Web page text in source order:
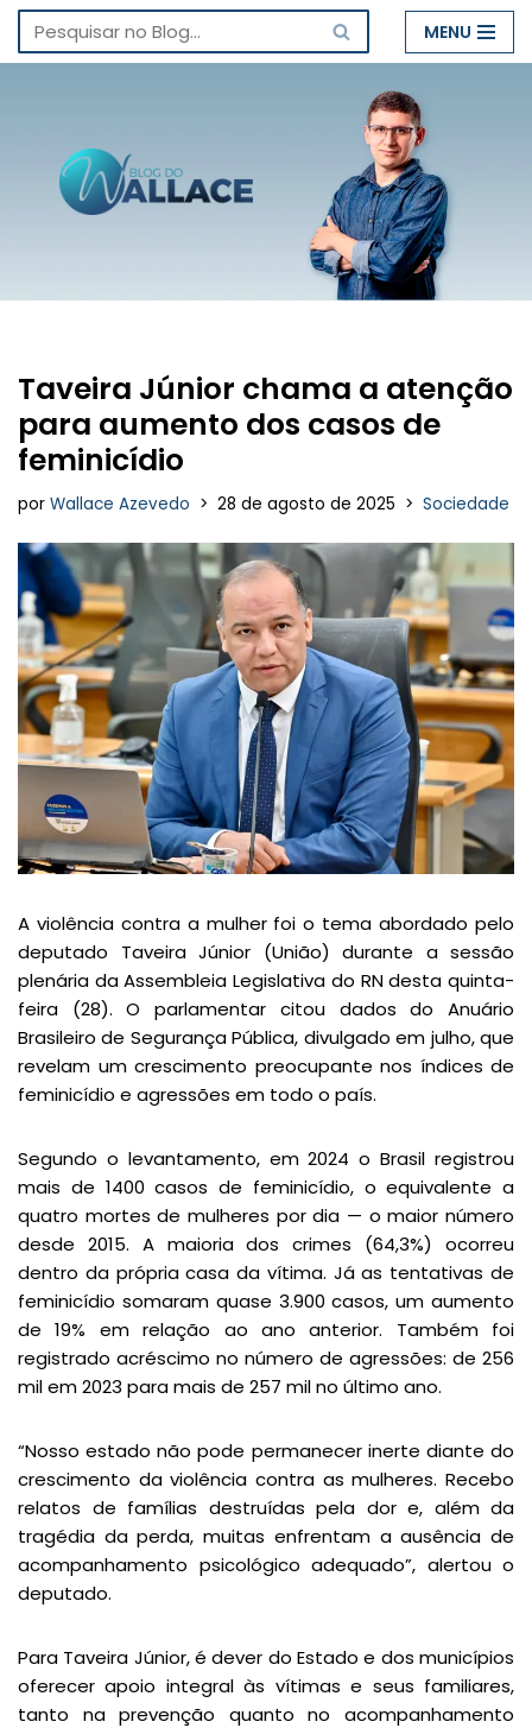
Pular
conteúdo
MENU
Taveira Júnior chama a atenção
para aumento dos casos de
feminicídio
por Wallace Azevedo 28 de agosto de 2025 Sociedade
A violência contra a mulher foi o tema abordado pelo
deputado Taveira Júnior (União) durante a sessão
plenária da Assembleia Legislativa do RN desta quinta-
feira (28). O parlamentar citou dados do Anuário
Brasileiro de Segurança Pública, divulgado em julho, que
revelam um crescimento preocupante nos índices de
feminicídio e agressões em todo o país.
Segundo o levantamento, em 2024 o Brasil registrou
mais de 1400 casos de feminicídio, o equivalente a
quatro mortes de mulheres por dia — o maior número
desde 2015. A maioria dos crimes (64,3%) ocorreu
dentro da própria casa da vítima. Já as tentativas de
feminicídio somaram quase 3.900 casos, um aumento
de 19% em relação ao ano anterior. Também foi
registrado acréscimo no número de agressões: de 256
mil em 2023 para mais de 257 mil no último ano.
“Nosso estado não pode permanecer inerte diante do
crescimento da violência contra as mulheres. Recebo
relatos de famílias destruídas pela dor e, além da
tragédia da perda, muitas enfrentam a ausência de
acompanhamento psicológico adequado”, alertou o
deputado.
Para Taveira Júnior, é dever do Estado e dos municípios
oferecer apoio integral às vítimas e seus familiares,
tanto na prevenção quanto no acompanhamento